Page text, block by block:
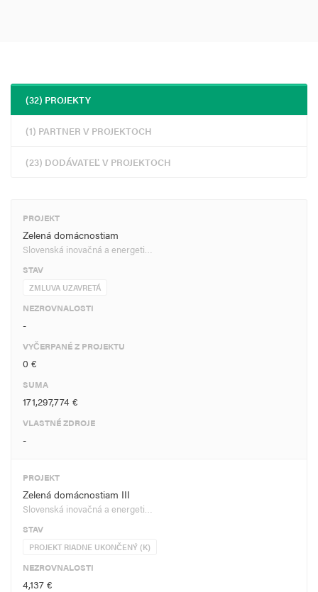
(32) PROJEKTY
(1) PARTNER V PROJEKTOCH
(23) DODÁVATEĽ V PROJEKTOCH
PROJEKT
Zelená domácnostiam
Slovenská inovačná a energeti…
STAV
ZMLUVA UZAVRETÁ
NEZROVNALOSTI
-
VYČERPANÉ Z PROJEKTU
0 €
SUMA
171,297,774 €
VLASTNÉ ZDROJE
-
PROJEKT
Zelená domácnostiam III
Slovenská inovačná a energeti…
STAV
PROJEKT RIADNE UKONČENÝ (K)
NEZROVNALOSTI
4,137 €